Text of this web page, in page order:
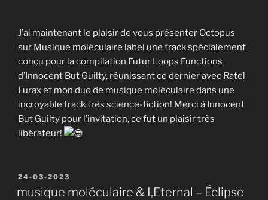
J’ai maintenant le plaisir de vous présenter Octopus
sur Musique moléculaire label une track spécialement
conçu pour la compilation Futur Loops Functions
d’Innocent But Guilty, réunissant ce dernier avec Ratel
Furax et mon duo de musique moléculaire dans une
incroyable track très science-fiction! Merci à Innocent
But Guilty pour l’invitation, ce fut un plaisir très
libérateur!
Publié
24-03-2023
musique moléculaire & I,Eternal – Éclipse